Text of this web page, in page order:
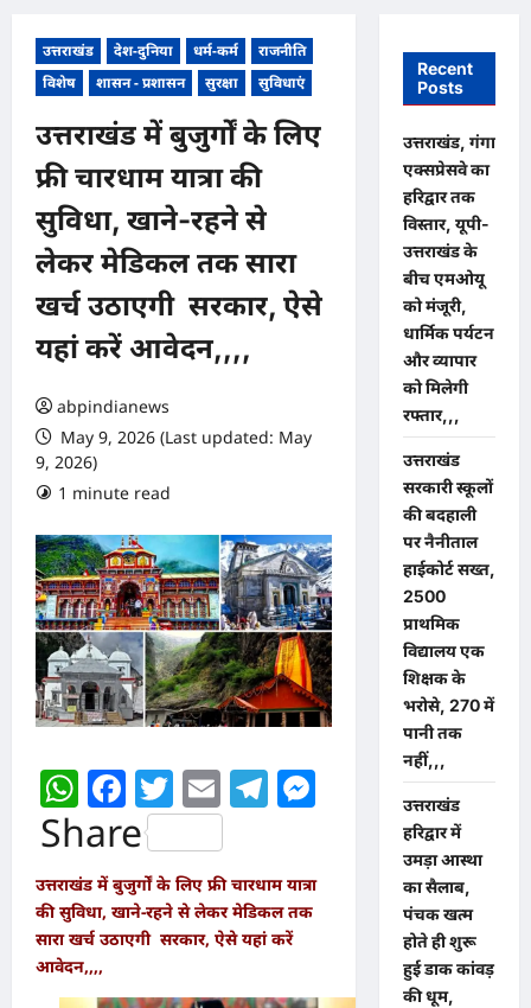
उत्तराखंड देश-दुनिया धर्म-कर्म
राजनीति
विशेष
शासन - प्रशासन सुरक्षा सुविधाएं
उत्तराखंड में बुजुर्गों के लिए
फ्री चारधाम यात्रा की
सुविधा, खाने-रहने से
लेकर मेडिकल तक सारा
खर्च उठाएगी सरकार, ऐसे
यहां करें आवेदन,,,,
abpindianews
May 9, 2026 (Last updated: May
9, 2026)
1 minute read
WhatsApp
Facebook
Twitter
EmailTelegram
Messenger
Share
उत्तराखंड में बुजुर्गों के लिए फ्री चारधाम यात्रा
की सुविधा, खाने-रहने से लेकर मेडिकल तक
सारा खर्च उठाएगी सरकार, ऐसे यहां करें
आवेदन,,,,
Recent
Posts
उत्तराखंड, गंगा
एक्सप्रेसवे का
हरिद्वार तक
विस्तार, यूपी-
उत्तराखंड के
बीच एमओयू
को मंजूरी,
धार्मिक पर्यटन
और व्यापार
को मिलेगी
रफ्तार,,,
उत्तराखंड
सरकारी स्कूलों
की बदहाली
पर नैनीताल
हाईकोर्ट सख्त,
2500
प्राथमिक
विद्यालय एक
शिक्षक के
भरोसे, 270 में
पानी तक
नहीं,,,
उत्तराखंड
हरिद्वार में
उमड़ा आस्था
का सैलाब,
पंचक खत्म
होते ही शुरू
हुई डाक कांवड़
की धूम,